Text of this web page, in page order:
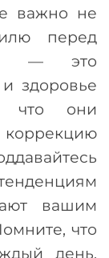
важно не
перед
— это
здоровье
что они
коррекцию
вашим
что
день,